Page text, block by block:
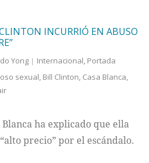
INCURRIÓ EN ABUSO
Yong Internacional, Portada
sexual, Bill Clinton, Casa Blanca,
ha explicado que ella
precio” por el escándalo.